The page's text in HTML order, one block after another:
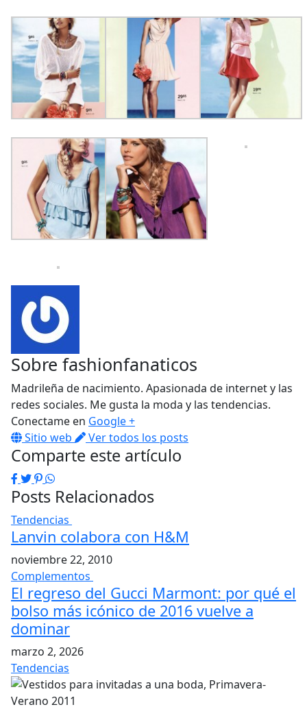
Sobre fashionfanaticos
Madrileña de nacimiento. Apasionada de internet y las
redes sociales. Me gusta la moda y las tendencias.
Conectame en Google +
Sitio web
Ver todos los posts
Comparte este artículo
Facebook
Twitter
Pinterest
WhatsApp
Posts Relacionados
Tendencias
Lanvin colabora con H&M
noviembre 22, 2010
Complementos
El regreso del Gucci Marmont: por qué el
bolso más icónico de 2016 vuelve a
dominar
marzo 2, 2026
Tendencias